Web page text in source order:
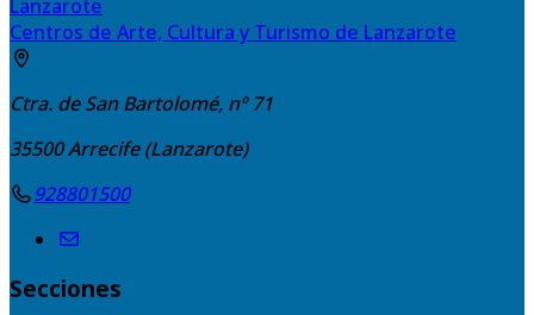
Centros de Arte, Cultura y Turismo de Lanzarote
Ctra. de San Bartolomé, nº 71
35500Arrecife (Lanzarote)
928801500
Secciones